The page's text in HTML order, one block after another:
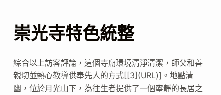
崇光寺特色統整
綜合以上訪客評論，這個寺廟環境清淨清潔，師父和善
親切並熱心教導供奉先人的方式[[3](URL)]。地點清
幽，位於月光山下，為往生者提供了一個寧靜的長居之